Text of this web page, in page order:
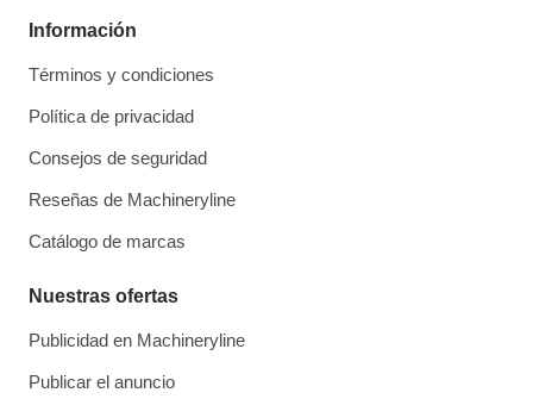
Información
Términos y condiciones
Política de privacidad
Consejos de seguridad
Reseñas de Machineryline
Catálogo de marcas
Nuestras ofertas
Publicidad en Machineryline
Publicar el anuncio